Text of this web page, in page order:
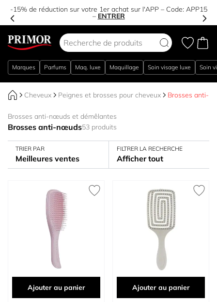
-15% de réduction sur votre 1er achat sur l'APP – Code: APP15
– ENTRER
Marques Parfums Maq. luxe Maquillage Soin visage luxe Soin
Cheveux Peignes et brosses pour cheveux Brosses anti-
Brosses anti-nœuds et démêlantes
Brosses anti-nœuds53 produits
TRIER PAR
Meilleures ventes
FILTRER LA RECHERCHE
Afficher tout
Ajouter au panier Ajouter au panier